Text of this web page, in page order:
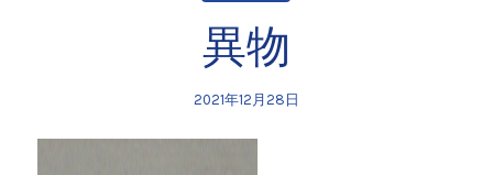
異物
2021年12月28日